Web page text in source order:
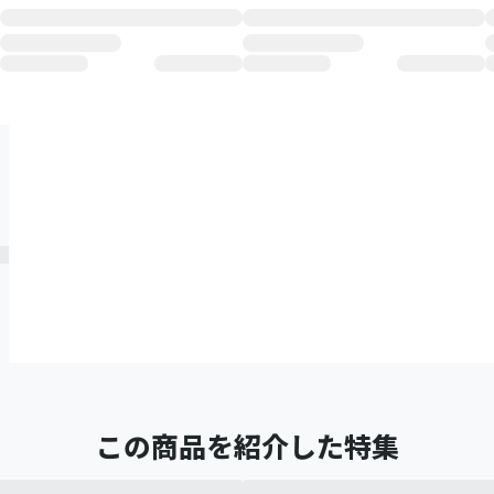
この商品を紹介した特集